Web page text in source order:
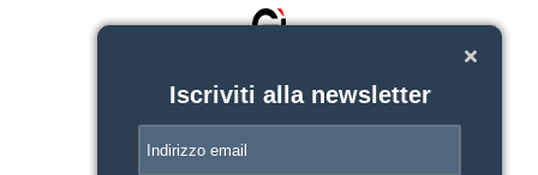
Iscriviti alla newsletter